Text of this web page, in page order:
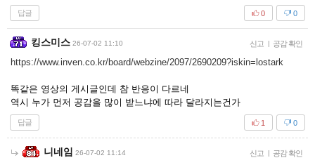
답글 0
0
킹스미스 26-07-02 11:10 신고 | 공감 확인
https://www.inven.co.kr/board/webzine/2097/2690209?iskin=lostark
똑같은 영상의 게시글인데 참 반응이 다르네
역시 누가 먼저 공감을 많이 받느냐에 따라 달라지는건가
답글 0
1
니네임 26-07-02 11:14 신고 | 공감 확인